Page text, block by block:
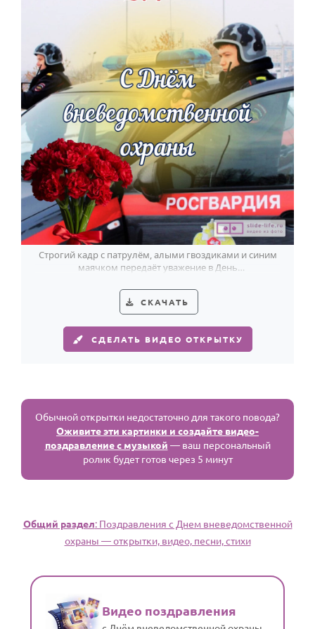
Строгий кадр с патрулём, алыми гвоздиками и синим
маячком передаёт уважение в День
СКАЧАТЬ
СДЕЛАТЬ ВИДЕО ОТКРЫТКУ
Обычной открытки недостаточно для такого повода?
Оживите эти картинки и создайте видео-
поздравление с музыкой — ваш персональный
ролик будет готов через 5 минут
Общий раздел: Поздравления с Днем вневедомственной
охраны — открытки, видео, песни, стихи
Видео поздравления